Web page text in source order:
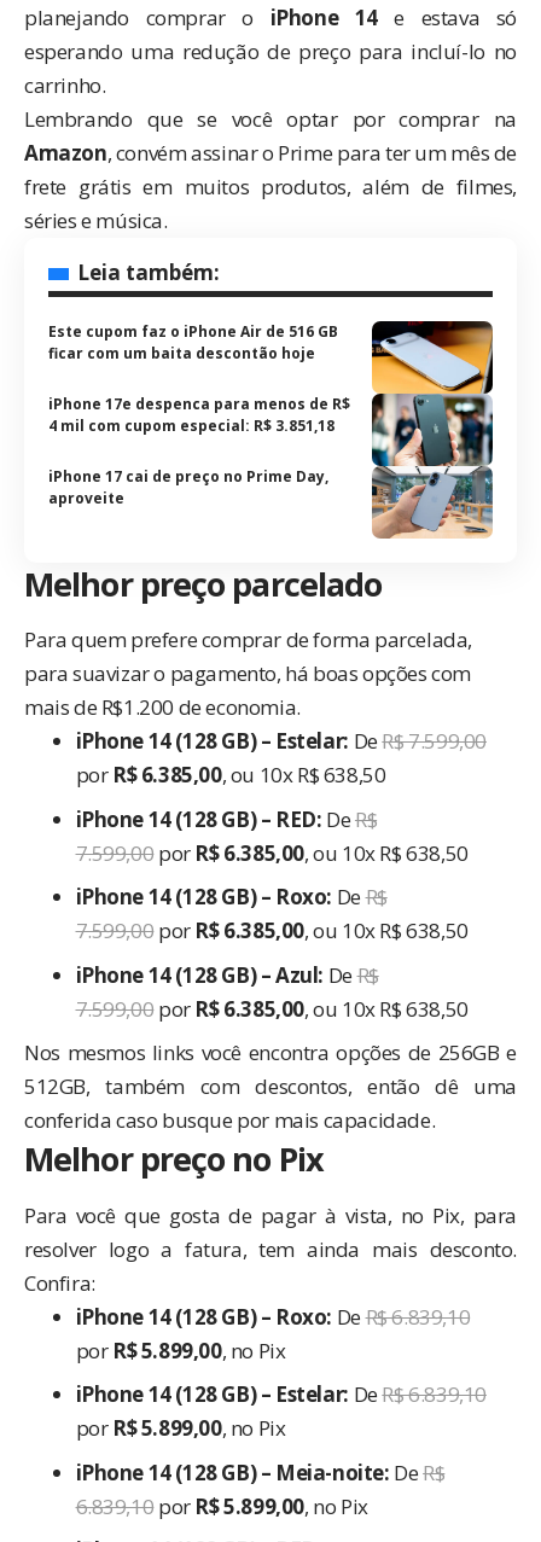
planejando comprar o iPhone 14e estava só
esperando uma redução de preço para incluí-lo no
carrinho.
Lembrando que se você optar por comprar na
Amazon, convémassinar o Prime para ter um mês de
frete grátis em muitos produtos, além de filmes,
séries e música.
Leia também:
Este cupom faz o iPhone Air de 516 GB
ficar com um baita descontão hoje
iPhone 17e despenca para menos de R$
4 mil com cupom especial: R$ 3.851,18
iPhone 17 cai de preço no Prime Day,
aproveite
Melhor preço parcelado
Para quem prefere comprar de forma parcelada,
para suavizar o pagamento, há boas opções com
mais de R$1.200 de economia.
iPhone 14 (128 GB) – Estelar: DeR$ 7.599,00
por R$ 6.385,00, ou 10x R$ 638,50
iPhone 14 (128 GB) – RED: DeR$
7.599,00por R$ 6.385,00, ou 10x R$ 638,50
iPhone 14 (128 GB) – Roxo: DeR$
7.599,00por R$ 6.385,00, ou 10x R$ 638,50
iPhone 14 (128 GB) – Azul: DeR$
7.599,00por R$ 6.385,00, ou 10x R$ 638,50
Nos mesmos links você encontra opções de 256GB e
512GB, também com descontos, então dê uma
conferida caso busque por mais capacidade.
Melhor preço no Pix
Para você que gosta de pagar à vista, no Pix, para
resolver logo a fatura, tem ainda mais desconto.
Confira:
iPhone 14 (128 GB) – Roxo: DeR$ 6.839,10
por R$ 5.899,00, no Pix
iPhone 14 (128 GB) – Estelar: DeR$ 6.839,10
por R$ 5.899,00, no Pix
iPhone 14 (128 GB) – Meia-noite: DeR$
6.839,10por R$ 5.899,00, no Pix